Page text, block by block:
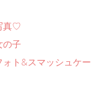
真♡
の子
ト&スマッシュケー